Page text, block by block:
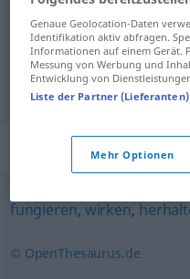
sich eignenfürPerson
a.êtreapte (à)
Synonyme
fungieren, wirken,
© OpenThesaurus.de
Genaue Geolocation-Daten
Identifikation aktiv abfragen.
Informationen auf einem Gerät.
Messung von Werbung und
Entwicklung von
Liste der Partner (Lieferanten)
Mehr Optionen